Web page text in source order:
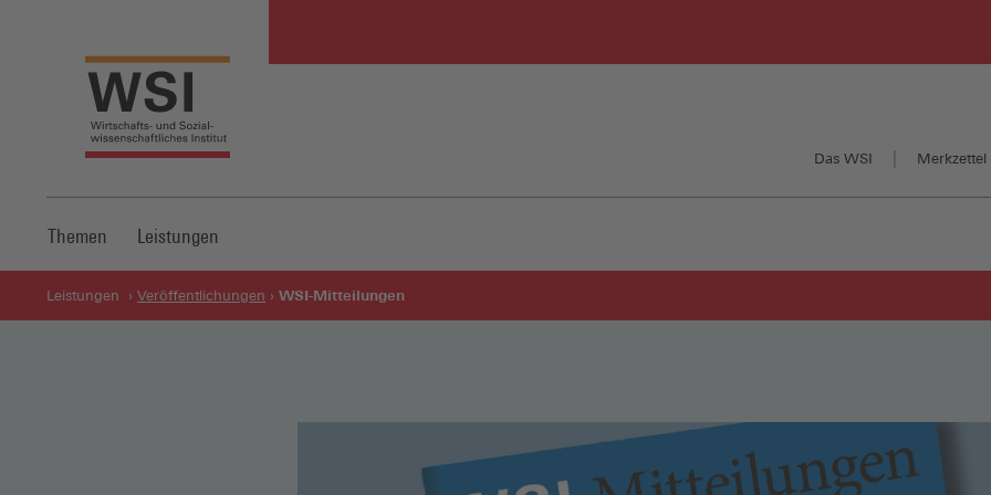
Das WSI Merkzettel
Themen Leistungen
Leistungen Veröffentlichungen WSI-Mitteilungen